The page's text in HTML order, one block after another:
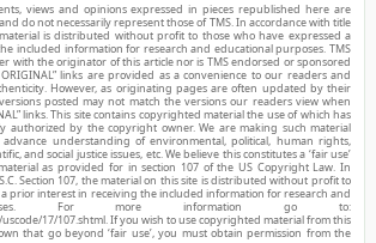
views and opinions expressed in pieces republished here are
do not necessarily represent those of TMS. In accordance with title
material is distributed without profit to those who have expressed a
included information for research and educational purposes. TMS
with the originator of this article nor is TMS endorsed or sponsored
links are provided as a convenience to our readers and
However, as originating pages are often updated by their
posted may not match the versions our readers view when
links. This site contains copyrighted material the use of which has
authorized by the copyright owner. We are making such material
understanding of environmental, political, human rights,
and social justice issues, etc. We believe this constitutes a ‘fair use’
as provided for in section 107 of the US Copyright Law. In
Section 107, the material on this site is distributed without profit to
prior interest in receiving the included information for research and
For more information go to:
17/107.shtml. If you wish to use copyrighted material from this
that go beyond ‘fair use’, you must obtain permission from the